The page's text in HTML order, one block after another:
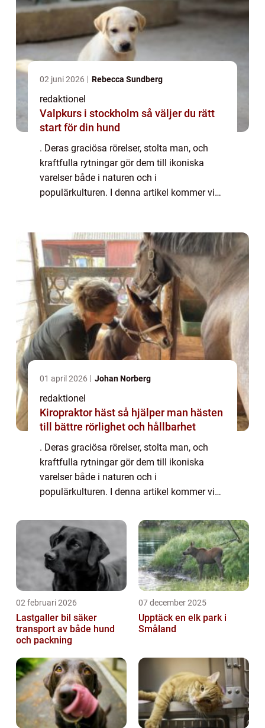
02 juni 2026 Rebecca Sundberg
redaktionel
Valpkurs i stockholm så väljer du rätt
start för din hund
. Deras graciösa rörelser, stolta man, och
kraftfulla rytningar gör dem till ikoniska
varelser både i naturen och i
populärkulturen. I denna artikel kommer vi
01 april 2026 Johan Norberg
redaktionel
Kiropraktor häst så hjälper man hästen
till bättre rörlighet och hållbarhet
. Deras graciösa rörelser, stolta man, och
kraftfulla rytningar gör dem till ikoniska
varelser både i naturen och i
populärkulturen. I denna artikel kommer vi
inklusive deras beteende, habitat, och även...
02 februari 2026
Lastgaller bil säker
transport av både hund
och packning
07 december 2025
Upptäck en elk park i
Småland